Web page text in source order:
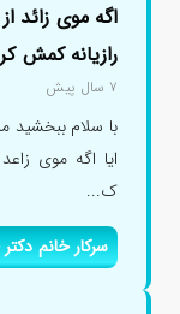
اگه موی زائد
رازیانه کمش
۷ سال پیش
با سلام ببخشید
ایا اگه موی
ک...
سرکار خانم